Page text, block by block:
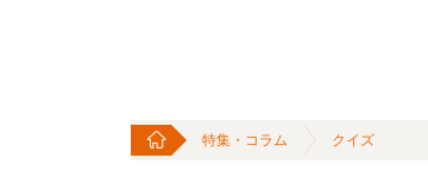
特集・コラム クイズ